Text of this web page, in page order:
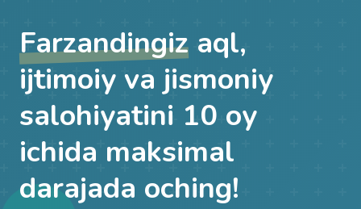
Farzandingiz aql,
ijtimoiy va jismoniy
salohiyatini 10 oy
ichida maksimal
darajada oching!